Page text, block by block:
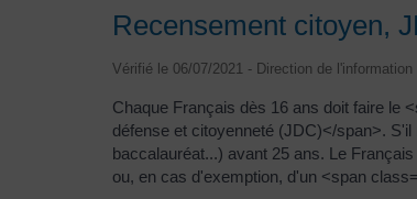
Recensement citoyen,
Vérifié le 06/07/2021 - Direction de
Chaque Français dès 16 ans doit faire le
défense et citoyenneté (JDC)</span>.
baccalauréat...) avant 25 ans. Le
ou, en cas d'exemption, d'un <span